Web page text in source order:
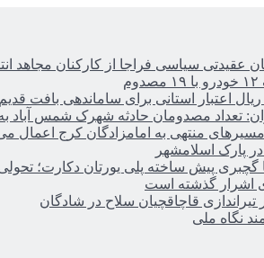
عقیدتی سیاسی فراجا از کارکنان مجاهد
مصدومان حادثه شهرک شمس آباد به ۲۱نفر
منتهی به امامزادگان کرج اعمال
با گچبری پیش ساخته پلی یورتان دکارت؛
اشرار گذشته است
قاچاقچیان سلاح در شادگان
نگاه ملی